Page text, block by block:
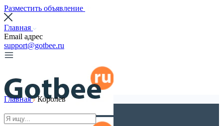
Разместить объявление
Главная
Email адрес
support@gotbee.ru
Главная Королев